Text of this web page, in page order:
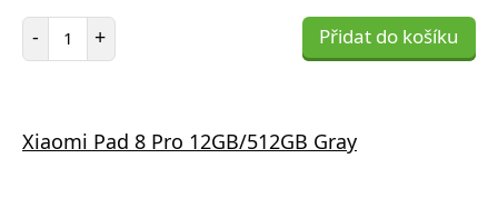
- Počet položek
+ Přidat do košíku
Xiaomi Pad 8 Pro 12GB/512GB Gray